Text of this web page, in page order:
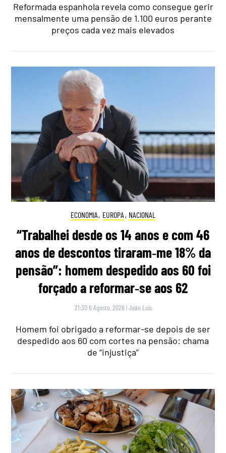
Reformada espanhola revela como consegue gerir
mensalmente uma pensão de 1.100 euros perante
preços cada vez mais elevados
ECONOMIA, EUROPA , NACIONAL
“Trabalhei desde os 14 anos e com 46
anos de descontos tiraram‑me 18% da
pensão”: homem despedido aos 60 foi
forçado a reformar‑se aos 62
21:30 6 Agosto, 2026 |João Luís
Homem foi obrigado a reformar-se depois de ser
despedido aos 60 com cortes na pensão: chama
de “injustiça”